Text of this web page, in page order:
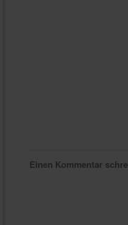
Einen Kommentar